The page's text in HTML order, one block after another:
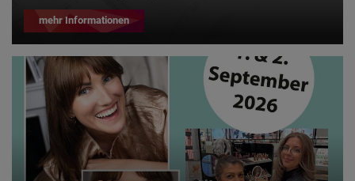
mehr Informationen